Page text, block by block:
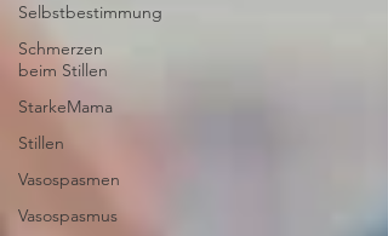
Selbstbestimmung
Schmerzen
beim Stillen
StarkeMama
Stillen
Vasospasmen
Vasospasmus